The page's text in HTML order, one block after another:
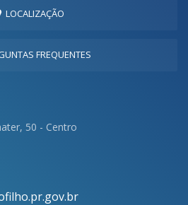
LOCALIZAÇÃO
FREQUENTES
50 - Centro